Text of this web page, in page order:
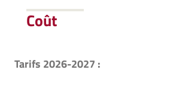
Coût
Tarifs 2026-2027 :